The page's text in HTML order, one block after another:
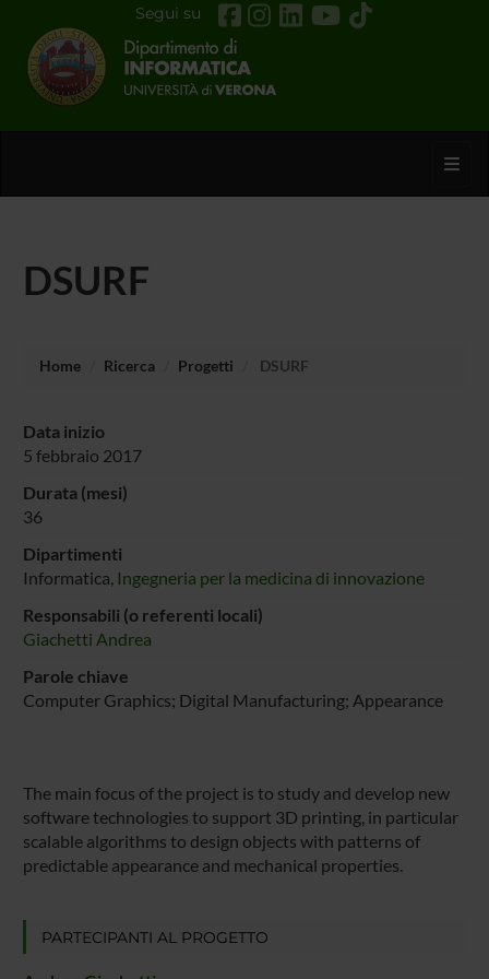
Segui su
DSURF
Home Ricerca Progetti DSURF
Data inizio
5 febbraio 2017
Durata (mesi)
36
Dipartimenti
Informatica, Ingegneria per la medicina di innovazione
Responsabili (o referenti locali)
Giachetti Andrea
Parole chiave
Computer Graphics; Digital Manufacturing; Appearance
The main focus of the project is to study and develop new
software technologies to support 3D printing, in particular
scalable algorithms to design objects with patterns of
predictable appearance and mechanical properties.
PARTECIPANTI AL PROGETTO